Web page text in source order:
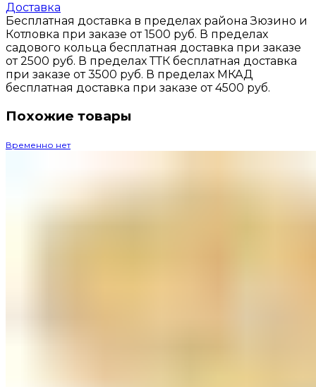
Доставка
Бесплатная доставка в пределах района Зюзино и
Котловка при заказе от 1500 руб. В пределах
садового кольца бесплатная доставка при заказе
от 2500 руб. В пределах ТТК бесплатная доставка
при заказе от 3500 руб. В пределах МКАД
бесплатная доставка при заказе от 4500 руб.
Похожие товары
Временно нет